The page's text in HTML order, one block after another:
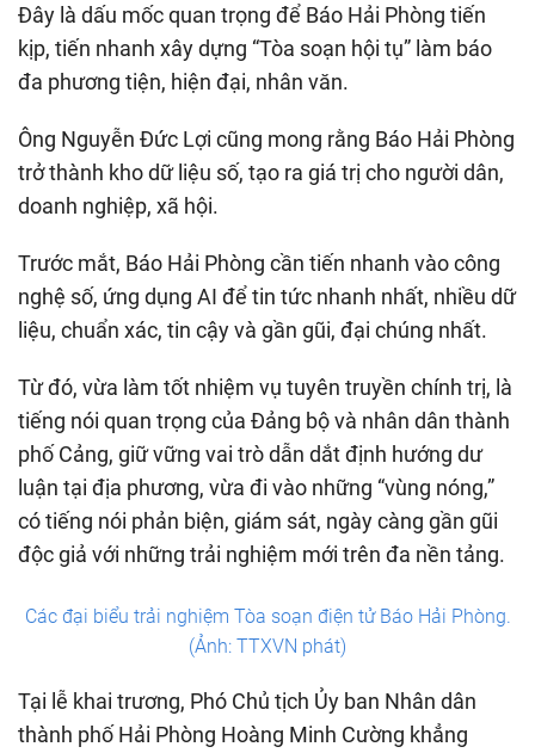
Đây là dấu mốc quan trọng để Báo Hải Phòng tiến
kịp, tiến nhanh xây dựng “Tòa soạn hội tụ” làm báo
đa phương tiện, hiện đại, nhân văn.
Ông Nguyễn Đức Lợi cũng mong rằng Báo Hải Phòng
trở thành kho dữ liệu số, tạo ra giá trị cho người dân,
doanh nghiệp, xã hội.
Trước mắt, Báo Hải Phòng cần tiến nhanh vào công
nghệ số, ứng dụng AI để tin tức nhanh nhất, nhiều dữ
liệu, chuẩn xác, tin cậy và gần gũi, đại chúng nhất.
Từ đó, vừa làm tốt nhiệm vụ tuyên truyền chính trị, là
tiếng nói quan trọng của Đảng bộ và nhân dân thành
phố Cảng, giữ vững vai trò dẫn dắt định hướng dư
luận tại địa phương, vừa đi vào những “vùng nóng,”
có tiếng nói phản biện, giám sát, ngày càng gần gũi
độc giả với những trải nghiệm mới trên đa nền tảng.
Các đại biểu trải nghiệm Tòa soạn điện tử Báo Hải Phòng.
(Ảnh: TTXVN phát)
Tại lễ khai trương, Phó Chủ tịch Ủy ban Nhân dân
thành phố Hải Phòng Hoàng Minh Cường khẳng